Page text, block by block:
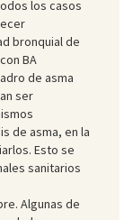
los casos
bronquial de
BA
de asma
ser
de asma, en la
Esto se
sanitarios
Algunas de